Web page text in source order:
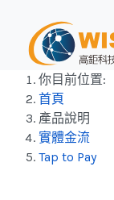
你目前位置:
首頁
產品說明
實體金流
Tap to Pay